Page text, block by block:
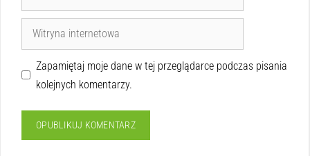
Zapamiętaj moje dane w tej przeglądarce podczas pisania
kolejnych komentarzy.